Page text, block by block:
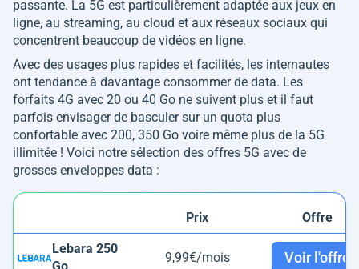
passante. La 5G est particulièrement adaptée aux jeux en
ligne, au streaming, au cloud et aux réseaux sociaux qui
concentrent beaucoup de vidéos en ligne.
Avec des usages plus rapides et facilités, les internautes
ont tendance à davantage consommer de data. Les
forfaits 4G avec 20 ou 40 Go ne suivent plus et il faut
parfois envisager de basculer sur un quota plus
confortable avec 200, 350 Go voire même plus de la 5G
illimitée ! Voici notre sélection des offres 5G avec de
grosses enveloppes data :
Prix Offre
Lebara 250
9,99€/mois Voir l'offre